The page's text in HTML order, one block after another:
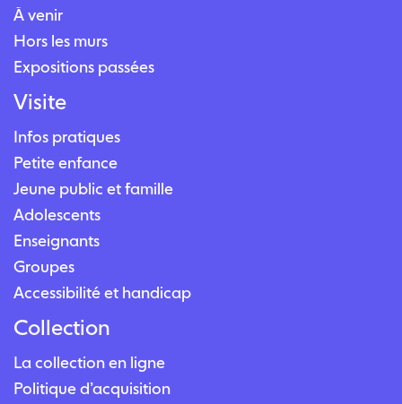
À venir
Hors les murs
Expositions passées
Visite
Infos pratiques
Petite enfance
Jeune public et famille
Adolescents
Enseignants
Groupes
Accessibilité et handicap
Collection
La collection en ligne
Politique d’acquisition